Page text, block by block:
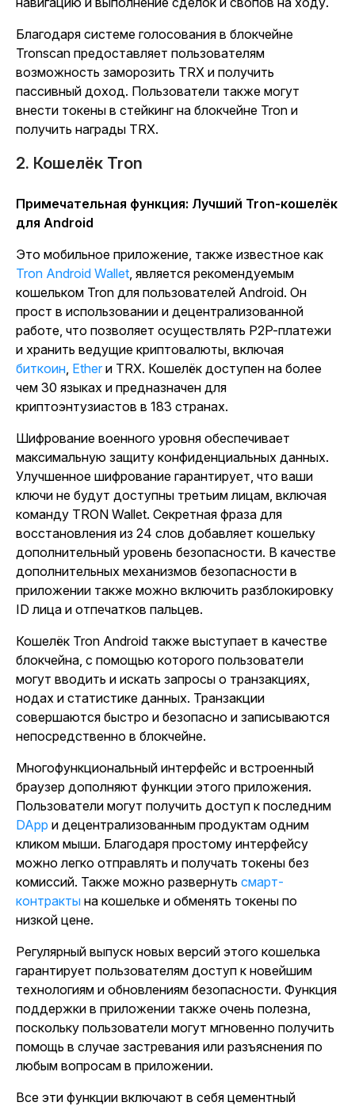
Благодаря системе голосования в блокчейне
Tronscan предоставляет пользователям
возможность заморозить TRX и получить
пассивный доход. Пользователи также могут
внести токены в стейкинг на блокчейне Tron и
получить награды TRX.
2. Кошелёк Tron
Примечательная функция: Лучший Tron-кошелёк
для Android
Это мобильное приложение, также известное как
Tron Android Wallet, является рекомендуемым
кошельком Tron для пользователей Android. Он
прост в использовании и децентрализованной
работе, что позволяет осуществлять P2P-платежи
и хранить ведущие криптовалюты, включая
биткоин, Ether и TRX. Кошелёк доступен на более
чем 30 языках и предназначен для
криптоэнтузиастов в 183 странах.
Шифрование военного уровня обеспечивает
максимальную защиту конфиденциальных данных.
Улучшенное шифрование гарантирует, что ваши
ключи не будут доступны третьим лицам, включая
команду TRON Wallet. Секретная фраза для
восстановления из 24 слов добавляет кошельку
дополнительный уровень безопасности. В качестве
дополнительных механизмов безопасности в
приложении также можно включить разблокировку
ID лица и отпечатков пальцев.
Кошелёк Tron Android также выступает в качестве
блокчейна, с помощью которого пользователи
могут вводить и искать запросы о транзакциях,
нодах и статистике данных. Транзакции
совершаются быстро и безопасно и записываются
непосредственно в блокчейне.
Многофункциональный интерфейс и встроенный
браузер дополняют функции этого приложения.
Пользователи могут получить доступ к последним
DApp и децентрализованным продуктам одним
кликом мыши. Благодаря простому интерфейсу
можно легко отправлять и получать токены без
комиссий. Также можно развернуть смарт-
контракты на кошельке и обменять токены по
низкой цене.
Регулярный выпуск новых версий этого кошелька
гарантирует пользователям доступ к новейшим
технологиям и обновлениям безопасности. Функция
поддержки в приложении также очень полезна,
поскольку пользователи могут мгновенно получить
помощь в случае застревания или разъяснения по
любым вопросам в приложении.
Все эти функции включают в себя цементный